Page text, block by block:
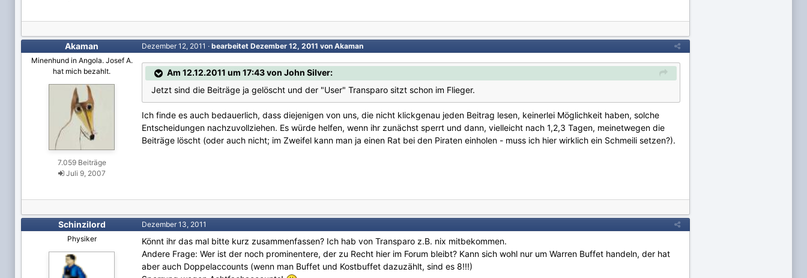
Akaman
Minenhund in Angola. Josef A.
hat mich bezahlt.
7.059 Beiträge
Juli 9, 2007
Dezember 12, 2011 · bearbeitet Dezember 12, 2011 von Akaman
Am 12.12.2011 um 17:43 von John Silver:
Jetzt sind die Beiträge ja gelöscht und der "User" Transparo sitzt schon im Flieger.
Ich finde es auch bedauerlich, dass diejenigen von uns, die nicht klickgenau jeden Beitrag lesen, keinerlei Möglichkeit haben, solche
Entscheidungen nachzuvollziehen. Es würde helfen, wenn ihr zunächst sperrt und dann, vielleicht nach 1,2,3 Tagen, meinetwegen die
Beiträge löscht (oder auch nicht; im Zweifel kann man ja einen Rat bei den Piraten einholen - muss ich hier wirklich ein Schmeili setzen?).
Schinzilord
Physiker
Dezember 13, 2011
Könnt ihr das mal bitte kurz zusammenfassen? Ich hab von Transparo z.B. nix mitbekommen.
Andere Frage: Wer ist der noch prominentere, der zu Recht hier im Forum bleibt? Kann sich wohl nur um Warren Buffet handeln, der hat
aber auch Doppelaccounts (wenn man Buffet und Kostbuffet dazuzählt, sind es 8!!!)